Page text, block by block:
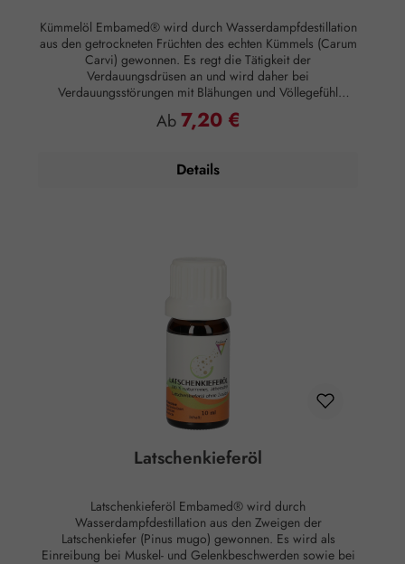
Kümmelöl Embamed® wird durch Wasserdampfdestillation
aus den getrockneten Früchten des echten Kümmels (Carum
Carvi) gewonnen. Es regt die Tätigkeit der
Verdauungsdrüsen an und wird daher bei
Verdauungsstörungen mit Blähungen und Völlegefühl
angewandt. Weiters findet es Anwendung bei nervösen
Herz-Magen-Beschwerden. Duftnote: Herznote Duftprofil:Regulärer Preis:
Ab7,20 €
Details
Latschenkieferöl
Latschenkieferöl Embamed® wird durch
Wasserdampfdestillation aus den Zweigen der
Latschenkiefer (Pinus mugo) gewonnen. Es wird als
Einreibung bei Muskel- und Gelenkbeschwerden sowie bei